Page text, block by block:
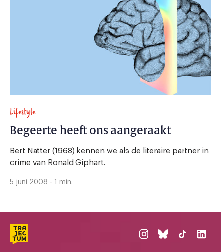
Lifestyle
Begeerte heeft ons aangeraakt
Bert Natter (1968) kennen we als de literaire partner in
crime van Ronald Giphart.
5 juni 2008 - 1 min.